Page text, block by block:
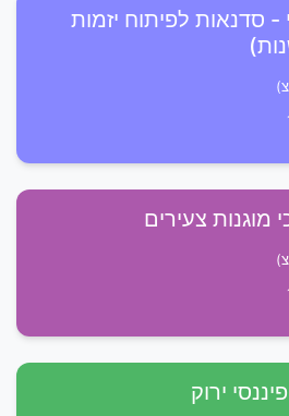
סדנאות לפיתוח יזמות
מוגנות צעירים
ירוק